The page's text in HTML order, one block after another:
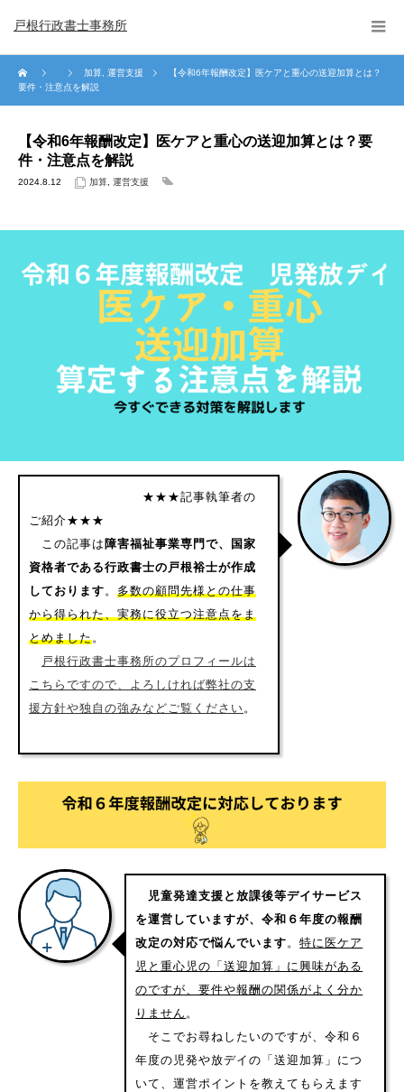
戸根行政書士事務所
加算 運営支援
【令和6年報酬改定】医ケアと重心の送迎加算とは？
要件・注意点を解説
【令和6年報酬改定】医ケアと重心の送迎加算とは？要
件・注意点を解説
2024.8.12 加算 運営支援
★★★記事執筆者の
ご紹介★★★
この記事は 障害福祉事業専門で、国家
資格者である行政書士の戸根裕士が作成
しております。 多数の顧問先様との仕事
から得られた、実務に役立つ注意点をま
とめました。
戸根行政書士事務所のプロフィールは
こちらですので、よろしければ弊社の支
援方針や独自の強みなどご覧ください。
児童発達支援と放課後等デイサービス
を運営していますが、令和６年度の報酬
改定の対応で悩んでいます。特に医ケア
児と重心児の「送迎加算」に興味がある
のですが、要件や報酬の関係がよく分か
りません 。
そこでお尋ねしたいのですが、令和６
年度の児発や放デイの「送迎加算」につ
いて、運営ポイントを教えてもらえます